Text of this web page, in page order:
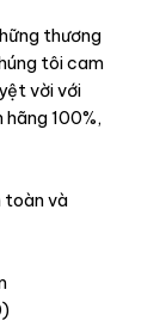
thương
tôi cam
vời với
hãng 100%,
toàn và